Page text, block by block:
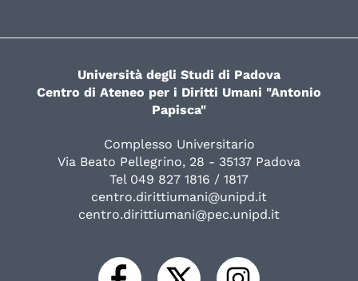
Università degli Studi di Padova
Centro di Ateneo per i Diritti Umani "Antonio
Papisca"
Complesso Universitario
Via Beato Pellegrino, 28 - 35137 Padova
Tel 049 827 1816 / 1817
centro.dirittiumani@unipd.it
centro.dirittiumani@pec.unipd.it